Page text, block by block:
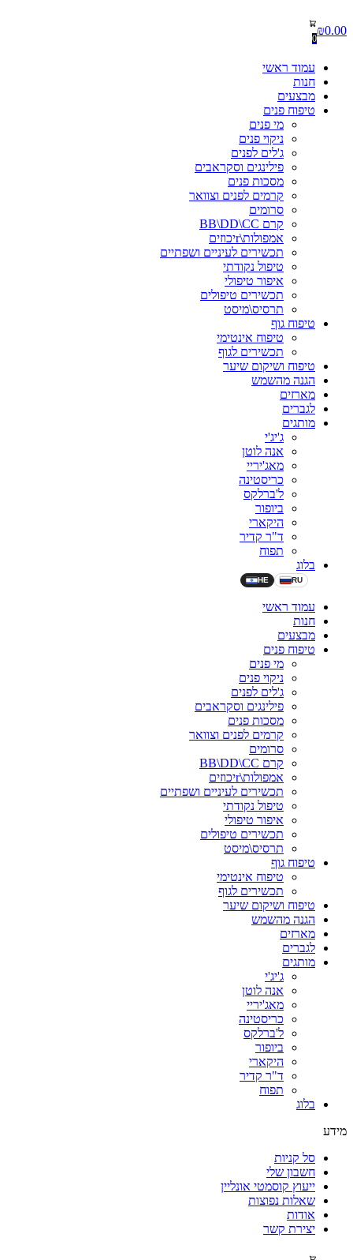
₪0.00
0
עמוד ראשי
חנות
מבצעים
טיפוח פנים
מי פנים
ניקוי פנים
ג'לים לפנים
פילינגים וסקראבים
מסכות פנים
קרמים לפנים וצוואר
סרומים
קרם BB\DD\CC
אמפולות\rיכוזים
תכשירים לעיניים ושפתיים
טיפול נקודתי
איפור טיפולי
תכשירים טיפולים
תרסיס\מיסט
טיפוח גוף
טיפוח אינטימי
תכשירים לגוף
טיפוח ושיקום שיער
הגנה מהשמש
מארזים
לגברים
מותגים
ג'יג'י
אנה לוטן
מאג'יריי
כריסטינה
ל'ברלקס
ביופור
היקארי
ד"ר קדיר
תפוח
בלוג
HE RU
עמוד ראשי
חנות
מבצעים
טיפוח פנים
מי פנים
ניקוי פנים
ג'לים לפנים
פילינגים וסקראבים
מסכות פנים
קרמים לפנים וצוואר
סרומים
קרם BB\DD\CC
אמפולות\rיכוזים
תכשירים לעיניים ושפתיים
טיפול נקודתי
איפור טיפולי
תכשירים טיפולים
תרסיס\מיסט
טיפוח גוף
טיפוח אינטימי
תכשירים לגוף
טיפוח ושיקום שיער
הגנה מהשמש
מארזים
לגברים
מותגים
ג'יג'י
אנה לוטן
מאג'יריי
כריסטינה
ל'ברלקס
ביופור
היקארי
ד"ר קדיר
תפוח
בלוג
מידע
סל קניות
חשבון שלי
ייעוץ קוסמטי אונליין
שאלות נפוצות
אודות
יצירת קשר